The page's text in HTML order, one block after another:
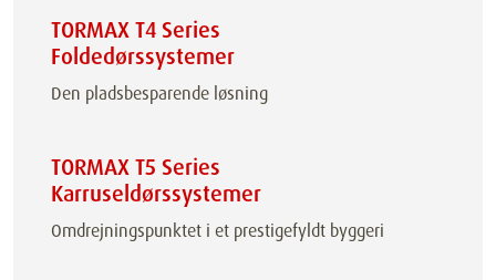
TORMAX T4 Series
Foldedørssystemer
Den pladsbesparende løsning
TORMAX T5 Series
Karruseldørssystemer
Omdrejningspunktet i et prestigefyldt byggeri